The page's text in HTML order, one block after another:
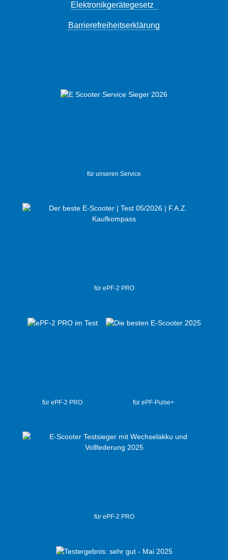
Elektronikgerätegesetz
Barrierefreiheitserklärung
für unseren Service
für ePF-2 PRO
für ePF-2 PRO für ePF-Pulse+
für ePF-2 PRO